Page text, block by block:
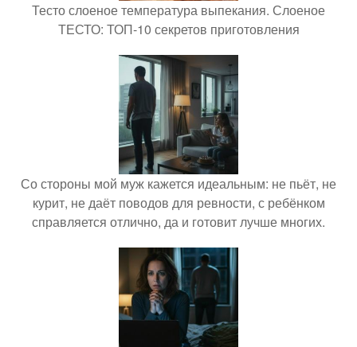
Тесто слоеное температура выпекания. Слоеное
ТЕСТО: ТОП-10 секретов приготовления
Со стороны мой муж кажется идеальным: не пьёт, не
курит, не даёт поводов для ревности, с ребёнком
справляется отлично, да и готовит лучше многих.